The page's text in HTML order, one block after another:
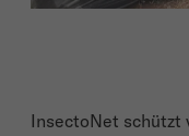
InsectoNet schützt